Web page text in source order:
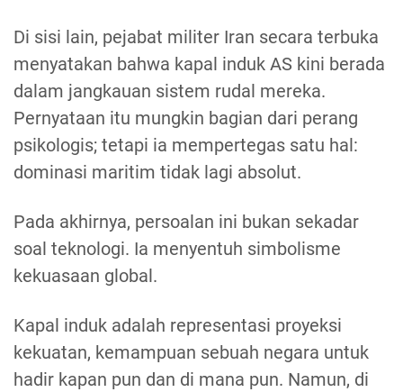
Di sisi lain, pejabat militer Iran secara terbuka
menyatakan bahwa kapal induk AS kini berada
dalam jangkauan sistem rudal mereka.
Pernyataan itu mungkin bagian dari perang
psikologis; tetapi ia mempertegas satu hal:
dominasi maritim tidak lagi absolut.
Pada akhirnya, persoalan ini bukan sekadar
soal teknologi. Ia menyentuh simbolisme
kekuasaan global.
Kapal induk adalah representasi proyeksi
kekuatan, kemampuan sebuah negara untuk
hadir kapan pun dan di mana pun. Namun, di